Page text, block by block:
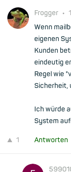
Frogger •
Wenn
eigenen
Kunden
eindeutig
Regel wie
Sicherheit,
Ich würde
System
1 Antworten